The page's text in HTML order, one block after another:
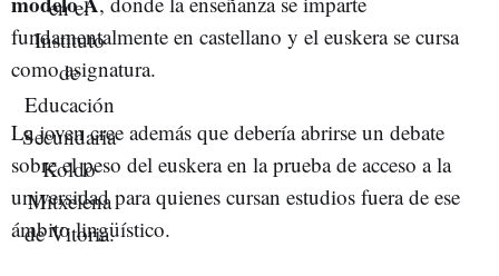
fundamentalmente en castellano y el euskera se cursa
como asignatura.
La joven cree además que debería abrirse un debate
sobre el peso del euskera en la prueba de acceso a la
universidad para quienes cursan estudios fuera de ese
ámbito lingüístico.